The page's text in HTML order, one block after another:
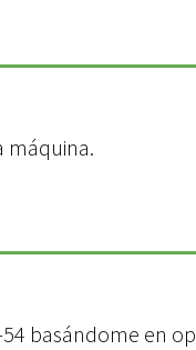
máquina.
basándome en